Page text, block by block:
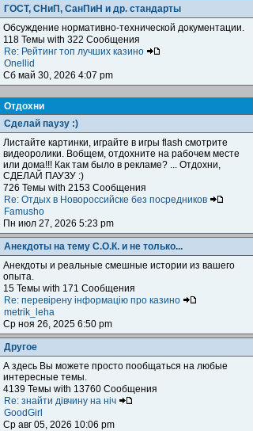
ГОСТ, СНиП, СанПиН и др. стандарты
Обсуждение нормативно-технической документации.
118 Темы with 322 Сообщения
Re: Рейтинг топ лучших казино
Onellid
Сб май 30, 2026 4:07 pm
Отдохни
Сделай паузу :)
Листайте картинки, играйте в игры flash смотрите
видеоролики. Вобщем, отдохните на рабочем месте
или дома!!! Как там было в рекламе? ... Отдохни,
СДЕЛАЙ ПАУЗУ :)
726 Темы with 2153 Сообщения
Re: Отдых в Новороссийске без посредников
Famusho
Пн июл 27, 2026 5:23 pm
Анекдоты на тему С.О.К. и не только...
Анекдоты и реальные смешные истории из вашего
опыта.
15 Темы with 171 Сообщения
Re: перевірену інформацію про казино
metrik_leha
Ср ноя 26, 2025 6:50 pm
Другое
А здесь Вы можете просто пообщаться на любые
интересные темы.
4139 Темы with 13760 Сообщения
Re: знайти дівчину на ніч
GoodGirl
Ср авг 05, 2026 10:06 pm